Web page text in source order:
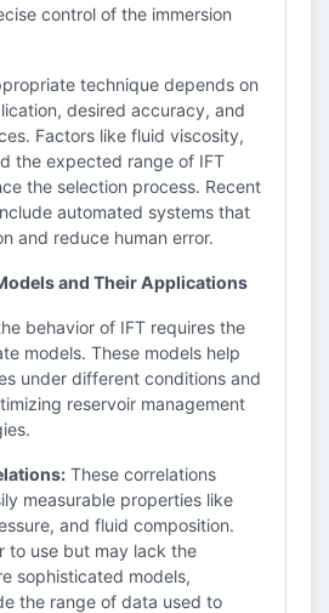
control of the immersion
technique depends on
desired accuracy, and
Factors like fluid viscosity,
the expected range of IFT
the selection process. Recent
automated systems that
and reduce human error.
and Their Applications
behavior of IFT requires the
models. These models help
under different conditions and
reservoir management
These correlations
measurable properties like
and fluid composition.
to use but may lack the
sophisticated models,
the range of data used to